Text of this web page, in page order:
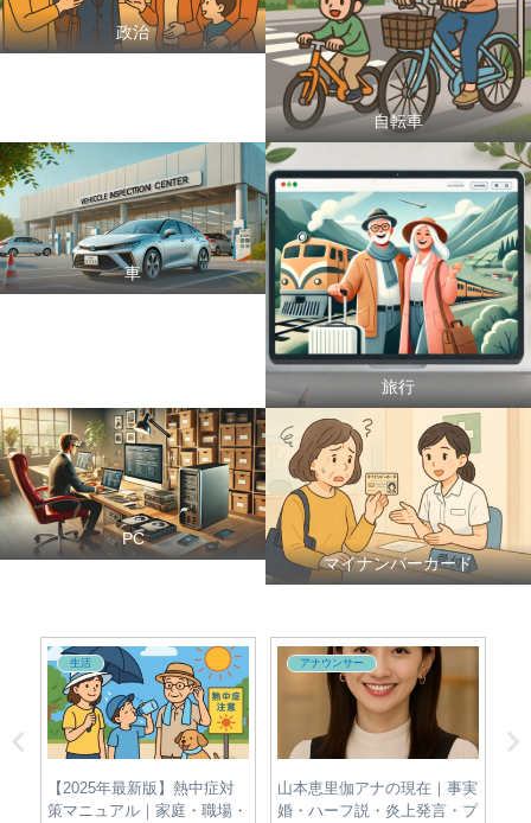
政治
自転車
車
旅行
PC
マイナンバーカード
生活
【2025年最新版】熱中症対
策マニュアル｜家庭・職場・
アナウンサー
山本恵里伽アナの現在｜事実
婚・ハーフ説・炎上発言・プ